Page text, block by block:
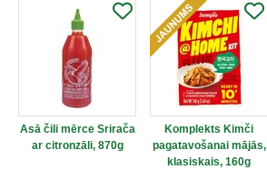
Asā čili mērce Srirača
ar citronzāli, 870g
Komplekts Kimči
pagatavošanai mājās,
klasiskais, 160g